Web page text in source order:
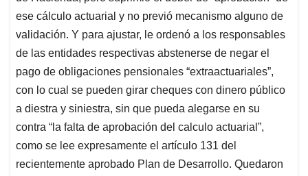
ese cálculo actuarial y no previó mecanismo alguno de
validación. Y para ajustar, le ordenó a los responsables
de las entidades respectivas abstenerse de negar el
pago de obligaciones pensionales “extraactuariales”,
con lo cual se pueden girar cheques con dinero público
a diestra y siniestra, sin que pueda alegarse en su
contra “la falta de aprobación del calculo actuarial”,
como se lee expresamente el artículo 131 del
recientemente aprobado Plan de Desarrollo. Quedaron